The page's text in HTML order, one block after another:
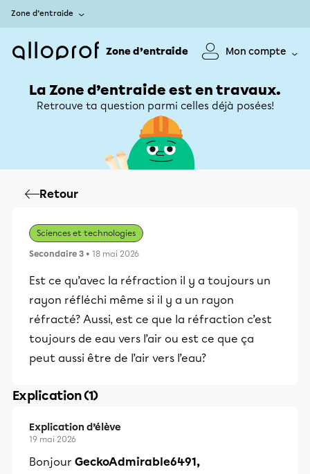
Zone d’entraide
Zone d’entraide Mon compte
La Zone d’entraide est en travaux.
Retrouve ta question parmi celles déjà posées!
Retour
Sciences et technologies
Secondaire 3 • 18 mai 2026
Est ce qu’avec la réfraction il y a toujours un
rayon réfléchi même si il y a un rayon
réfracté? Aussi, est ce que la réfraction c’est
toujours de eau vers l’air ou est ce que ça
peut aussi être de l’air vers l’eau?
Explication (1)
Explication d’élève
19 mai 2026
Bonjour GeckoAdmirable6491,